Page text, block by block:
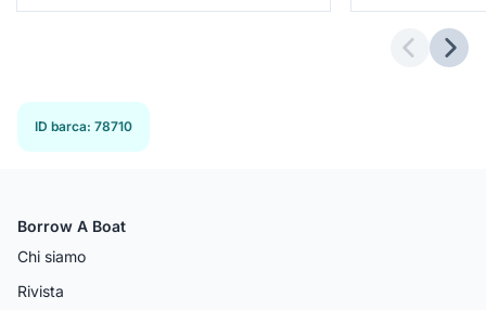
ID barca: 78710
Borrow A Boat
Chi siamo
Rivista